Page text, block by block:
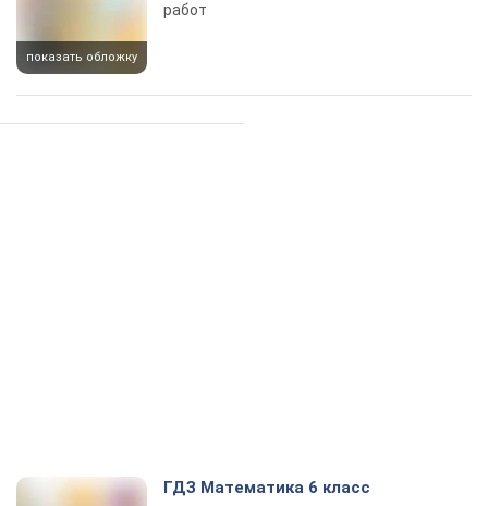
показать обложку
работ
ГДЗ Математика 6 класс